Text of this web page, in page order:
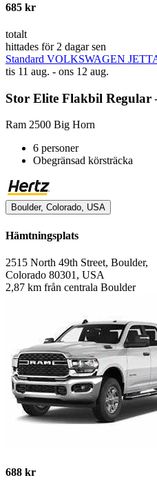
685 kr
totalt
hittades för 2 dagar sen
Standard VOLKSWAGEN
tis 11 aug. - ons 12 aug.
Stor Elite Flakbil Regular
Ram 2500 Big Horn
6 personer
Obegränsad körsträcka
Boulder, Colorado, USA
Hämtningsplats
2515 North 49th Street, Boulder,
Colorado 80301, USA
2,87 km från centrala Boulder
688 kr